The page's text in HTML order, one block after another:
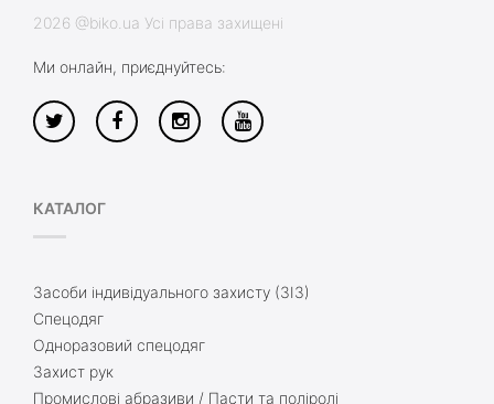
2026 @biko.ua Усі права захищені
Ми онлайн, приєднуйтесь:
КАТАЛОГ
Засоби індивідуального захисту (ЗІЗ)
Спецодяг
Одноразовий спецодяг
Захист рук
Промислові абразиви / Пасти та поліролі